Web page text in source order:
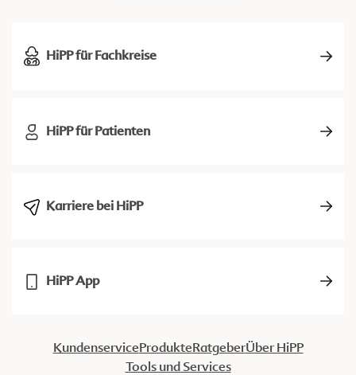
HiPP für Fachkreise
HiPP für Patienten
Karriere bei HiPP
HiPP App
KundenserviceProdukteRatgeberÜber HiPP
Tools und Services